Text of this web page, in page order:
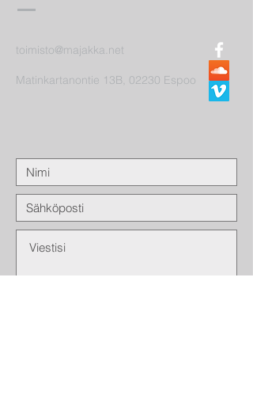
toimisto@majakka.net
Matinkartanontie 13B, 02230 Espoo